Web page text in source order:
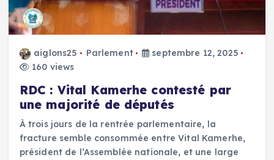
aiglons25 Parlement
septembre 12, 2025
160 views
RDC : Vital Kamerhe contesté par
une majorité de députés
À trois jours de la rentrée parlementaire, la
fracture semble consommée entre Vital Kamerhe,
président de l’Assemblée nationale, et une large